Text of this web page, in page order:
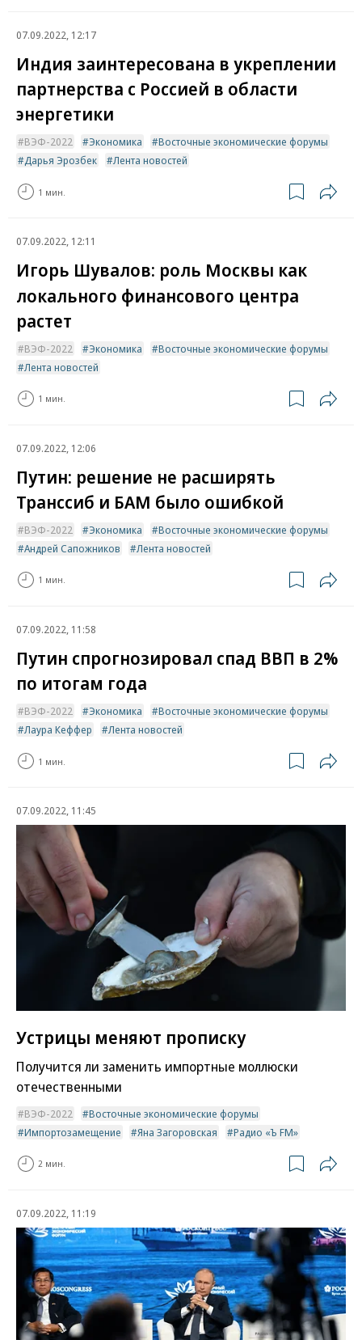
07.09.2022, 12:17
Индия заинтересована в укреплении
партнерства с Россией в области
энергетики
ВЭФ-2022 Экономика
Восточные экономические форумы
Дарья Эрозбек
Лента новостей
1 мин.
07.09.2022, 12:11
Игорь Шувалов: роль Москвы как
локального финансового центра
растет
ВЭФ-2022 Экономика
Восточные экономические форумы
Лента новостей
1 мин.
07.09.2022, 12:06
Путин: решение не расширять
Транссиб и БАМ было ошибкой
ВЭФ-2022 Экономика
Восточные экономические форумы
Андрей Сапожников
Лента новостей
1 мин.
07.09.2022, 11:58
Путин спрогнозировал спад ВВП в 2%
по итогам года
ВЭФ-2022 Экономика
Восточные экономические форумы
Лаура Кеффер
Лента новостей
1 мин.
07.09.2022, 11:45
Устрицы меняют прописку
Получится ли заменить импортные моллюски
отечественными
ВЭФ-2022
Восточные экономические форумы
Импортозамещение
Яна Загоровская Радио «Ъ FM»
2 мин.
07.09.2022, 11:19